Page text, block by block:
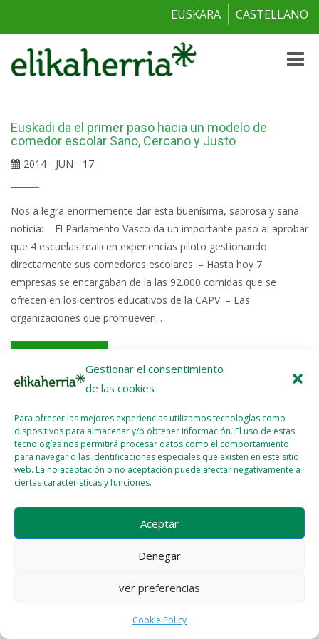
Gestionar el consentimiento
de las cookies
Para ofrecer las mejores experiencias utilizamos tecnologías como
dispositivos para almacenar y/o obtener información. El uso de estas
tecnologías nos permitirá procesar datos como el comportamiento
para navegar o las identificaciones especiales que existen en este sitio
web. La no aceptación o no aceptación puede afectar negativamente a
ciertas características y funciones.
Aceptar
Denegar
ver preferencias
Cookie Policy
EUSKARA CASTELLANO
Toggle
Euskadi da el primer paso hacia un modelo de
comedor escolar Sano, Cercano y Justo
2014 - JUN - 17
Nos a legra enormemente dar esta buenísima, sabrosa y sana
noticia: – El Parlamento Vasco da un importante paso al aprobar
que 4 escuelas realicen experiencias piloto gestionando
directamente sus comedores escolares. – Hasta hoy 7
empresas se encargaban de la las 92.000 comidas que se
ofrecen en los centros educativos de la CAPV. – Las
organizaciones que promueven...
Licencia del contenido Cookie Policy (EU)